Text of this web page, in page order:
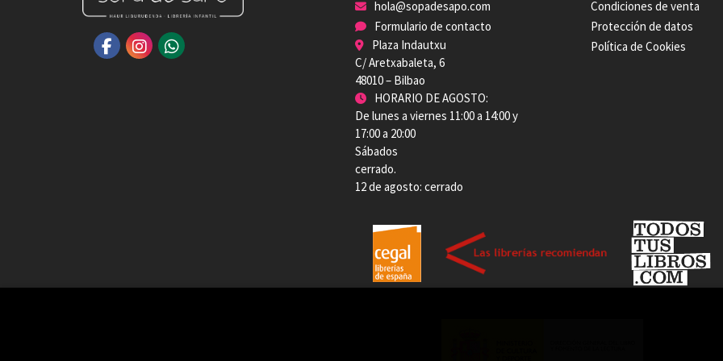
hola@sopadesapo.com
Formulario de contacto
Plaza Indautxu
C/ Aretxabaleta, 6
48010 – Bilbao
HORARIO DE AGOSTO:
De lunes a viernes 11:00 a 14:00 y
17:00 a 20:00
Sábados
cerrado.
12 de agosto: cerrado
Condiciones de venta
Protección de datos
Política de Cookies